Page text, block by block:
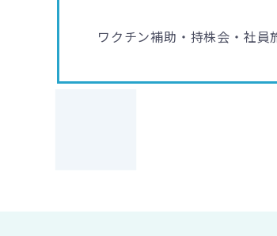
ワクチン補助・持株会・社